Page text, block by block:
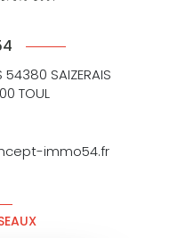
54380 SAIZERAIS
TOUL
immo54.fr